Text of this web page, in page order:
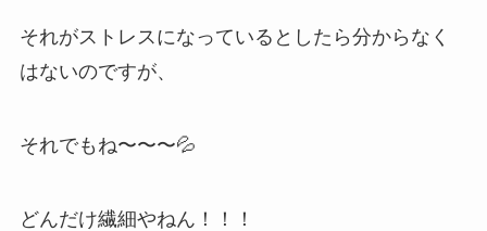
それがストレスになっているとしたら分からなく
はないのですが、
それでもね〜〜〜💦
どんだけ繊細やねん！！！